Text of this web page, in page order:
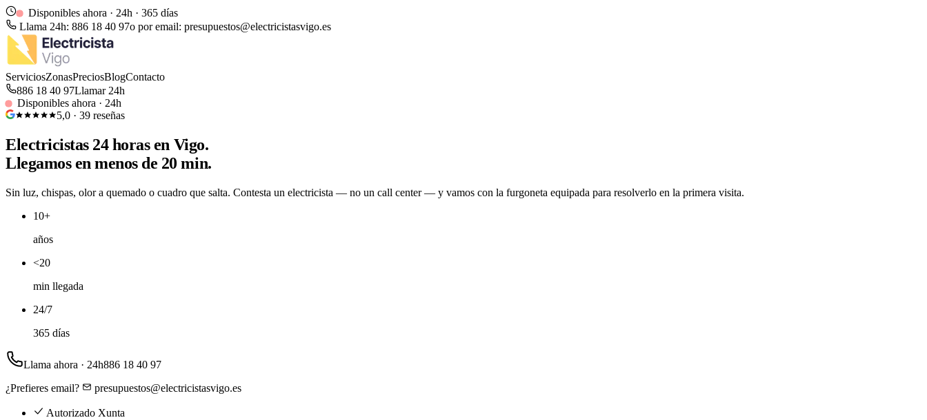
Disponibles ahora · 24h · 365 días
Llama 24h: 886 18 40 97o por email: presupuestos@electricistasvigo.es
ServiciosZonasPreciosBlogContacto
886 18 40 97Llamar 24h
Disponibles ahora · 24h
5,0 · 39 reseñas
Electricistas 24 horasen Vigo.
Llegamos en menos de 20 min.
Sin luz, chispas, olor a quemado o cuadro que salta. Contesta un electricista — no un call center — y vamos con la furgoneta equipada para resolverlo en la primera visita.
10+
años
<20
min llegada
24/7
365 días
Llama ahora · 24h886 18 40 97
¿Prefieres email?
presupuestos@electricistasvigo.es
Autorizado Xunta